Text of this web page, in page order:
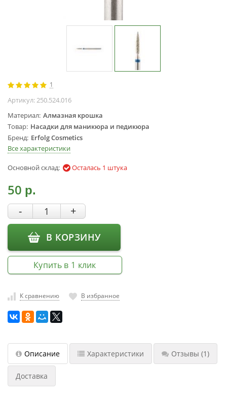
Пылесосы
Стерилизаторы
УЗ-ванны
Фрезы и
насадки
Хранение
инструмента
РАСПРОДАЖА
1
Артикул:250.524.016
Материал Алмазная крошка
Товар Насадки для маникюра и педикюра
Бренд Erfolg Cosmetics
Все характеристики
Основной склад: Осталась 1 штука
50 р.
- +
В КОРЗИНУ
Купить в 1 клик
К сравнению В избранное
Описание Характеристики Отзывы (1)
Доставка